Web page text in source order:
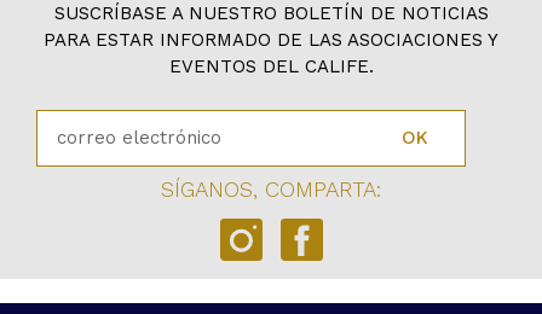
SUSCRÍBASE A NUESTRO BOLETÍN DE NOTICIAS
PARA ESTAR INFORMADO DE LAS ASOCIACIONES Y
EVENTOS DEL CALIFE.
OK
SÍGANOS, COMPARTA: